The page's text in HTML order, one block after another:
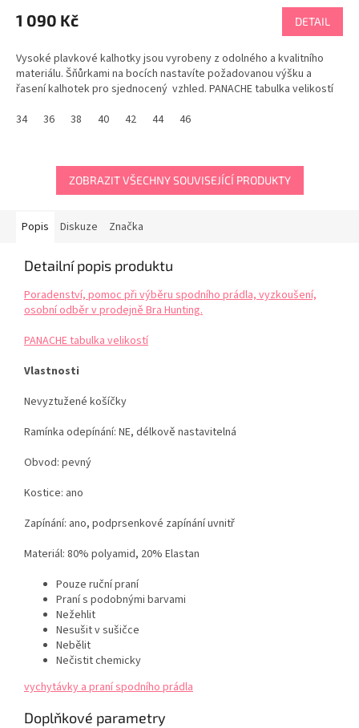
1 090 Kč DETAIL
Vysoké plavkové kalhotky jsou vyrobeny z odolného a kvalitního
materiálu. Šňůrkami na bocích nastavíte požadovanou výšku a
řasení kalhotek pro sjednocený vzhled. PANACHE tabulka velikostí
34
36 38 40 42 44 46
ZOBRAZIT VŠECHNY SOUVISEJÍCÍ PRODUKTY
Popis Diskuze Značka
Detailní popis produktu
Poradenství, pomoc při výběru spodního prádla, vyzkoušení,
osobní odběr v prodejně Bra Hunting.
PANACHE tabulka velikostí
Vlastnosti
Nevyztužené košíčky
Ramínka odepínání: NE, délkově nastavitelná
Obvod: pevný
Kostice: ano
Zapínání: ano, podprsenkové zapínání uvnitř
Materiál: 80% polyamid, 20% Elastan
Pouze ruční praní
Praní s podobnými barvami
Nežehlit
Nesušit v sušičce
Nebělit
Nečistit chemicky
vychytávky a praní spodního prádla
Doplňkové parametry